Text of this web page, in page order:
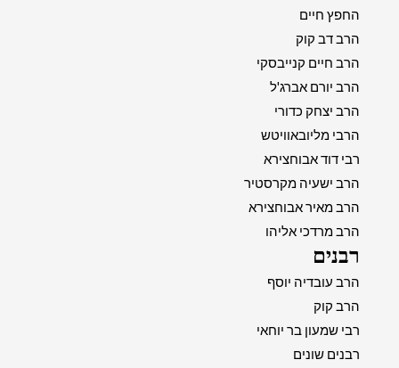
החפץ חיים
הרב דב קוק
הרב חיים קנייבסקי
הרב יורם אברג'ל
הרב יצחק כדורי
הרבי מליובאוויטש
רבי דוד אבוחצירא
הרב ישעיה מקרסטיר
הרב מאיר אבוחצירא
הרב מרדכי אליהו
רבנים
הרב עובדיה יוסף
הרב קוק
רבי שמעון בר יוחאי
רבנים שונים